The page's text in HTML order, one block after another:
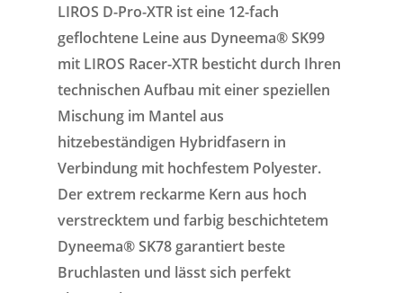
LIROS D-Pro-XTR ist eine 12-fach
geflochtene Leine aus Dyneema® SK99
mit LIROS Racer-XTR besticht durch Ihren
technischen Aufbau mit einer speziellen
Mischung im Mantel aus
hitzebeständigen Hybridfasern in
Verbindung mit hochfestem Polyester.
Der extrem reckarme Kern aus hoch
verstrecktem und farbig beschichtetem
Dyneema® SK78 garantiert beste
Bruchlasten und lässt sich perfekt